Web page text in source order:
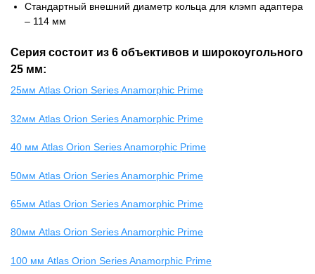
Стандартный внешний диаметр кольца для клэмп адаптера
– 114 мм
Серия состоит из 6 объективов и широкоугольного
25 мм:
25мм Atlas Orion Series Anamorphic Prime
32мм Atlas Orion Series Anamorphic Prime
40 мм Atlas Orion Series Anamorphic Prime
50мм Atlas Orion Series Anamorphic Prime
65мм Atlas Orion Series Anamorphic Prime
80мм Atlas Orion Series Anamorphic Prime
100 мм Atlas Orion Series Anamorphic Prime